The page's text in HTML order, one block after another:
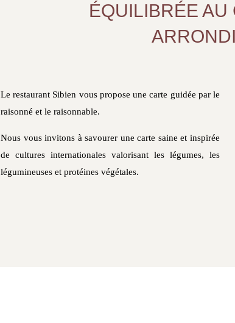
ÉQUILIBRÉE
Le restaurant Sibien vous propose une carte guidée par le
raisonné et le raisonnable.
Nous vous invitons à savourer une carte saine et inspirée
de cultures internationales valorisant les légumes, les
légumineuses et protéines végétales.